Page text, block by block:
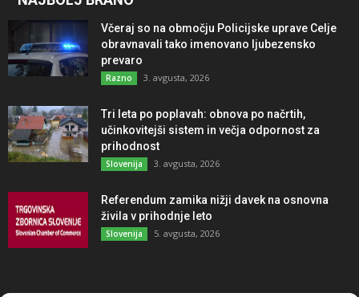
Včeraj so na območju Policijske uprave Celje
obravnavali tako imenovano ljubezensko
prevaro
Razno 3. avgusta, 2026
Tri leta po poplavah: obnova po načrtih,
učinkovitejši sistem in večja odpornost za
prihodnost
Slovenija 3. avgusta, 2026
Referendum zamika nižji davek na osnovna
živila v prihodnje leto
Slovenija 5. avgusta, 2026